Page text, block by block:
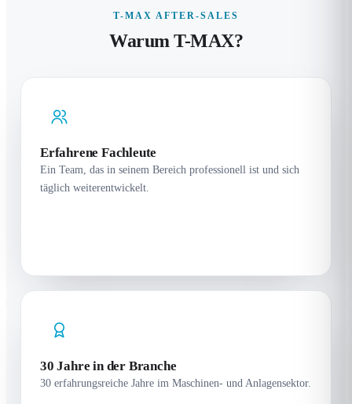
T-MAX AFTER-SALES
Warum T-MAX?
Erfahrene Fachleute
Ein Team, das in seinem Bereich professionell ist und sich
täglich weiterentwickelt.
30 Jahre in der Branche
30 erfahrungsreiche Jahre im Maschinen- und Anlagensektor.